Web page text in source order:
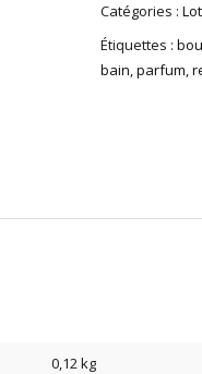
Catégories :
Étiquettes :
bain,parfum,
0,12 kg